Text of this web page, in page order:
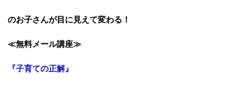
のお子さんが目に見えて変わる！
≪無料メール講座≫
『子育ての正解』